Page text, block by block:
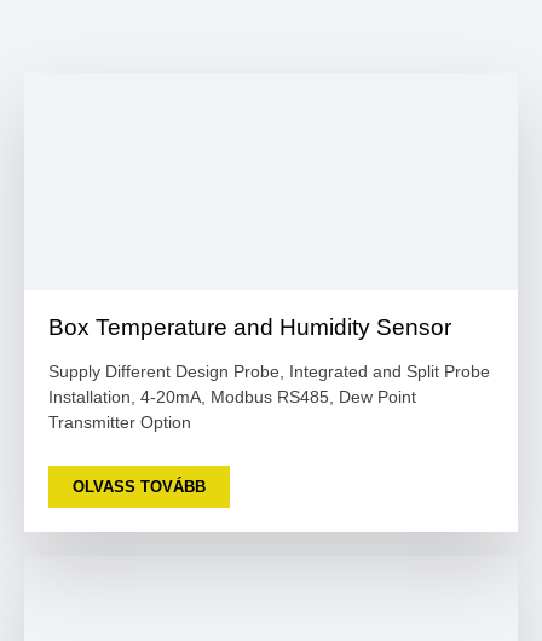
Box Temperature and Humidity Sensor
Supply Different Design Probe, Integrated and Split Probe
Installation, 4-20mA, Modbus RS485, Dew Point
Transmitter Option
OLVASS TOVÁBB